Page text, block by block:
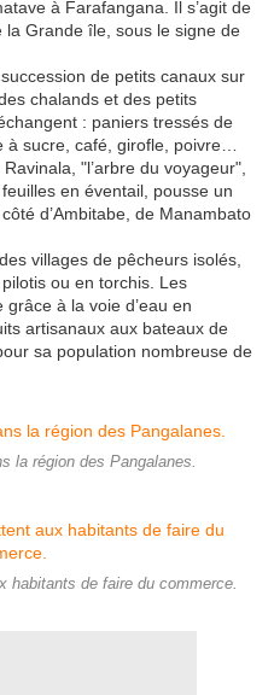
à Farafangana. Il s’agit de
la Grande île, sous le signe de
de petits canaux sur
chalands et des petits
: paniers tressés de
sucre, café, girofle, poivre…
"l’arbre du voyageur",
en éventail, pousse un
d’Ambitabe, de Manambato
villages de pêcheurs isolés,
ou en torchis. Les
à la voie d’eau en
artisanaux aux bateaux de
sa population nombreuse de
la région des Pangalanes.
habitants de faire du commerce.